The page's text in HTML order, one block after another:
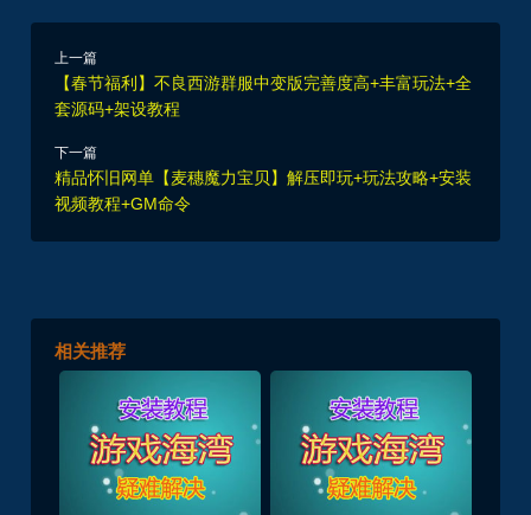
上一篇
【春节福利】不良西游群服中变版完善度高+丰富玩法+全
套源码+架设教程
下一篇
精品怀旧网单【麦穗魔力宝贝】解压即玩+玩法攻略+安装
视频教程+GM命令
相关推荐